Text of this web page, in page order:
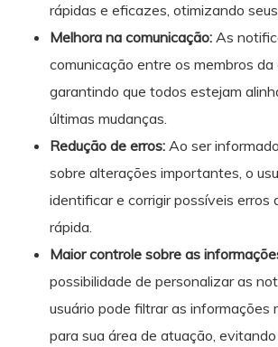
rápidas e eficazes, otimizando
Melhora na comunicação: As
comunicação entre os membros da
garantindo que todos estejam
últimas mudanças.
Redução de erros: Ao ser
sobre alterações importantes, o
identificar e corrigir possíveis erros
rápida.
Maior controle sobre as
possibilidade de personalizar as
usuário pode filtrar as informações
para sua área de atuação,